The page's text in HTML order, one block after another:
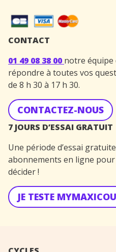
CONTACT
01 49 08 38 00 notre
répondre à toutes vos
de 8 h 30 à 17 h 30.
CONTACTEZ-NOUS
7 JOURS D’ESSAI GRATUIT
Une période d’essai
abonnements en ligne
décider !
JE TESTE